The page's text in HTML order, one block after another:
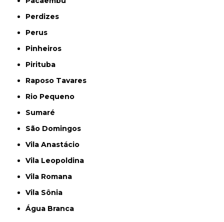
Perdizes
Perus
Pinheiros
Pirituba
Raposo Tavares
Rio Pequeno
Sumaré
São Domingos
Vila Anastácio
Vila Leopoldina
Vila Romana
Vila Sônia
Água Branca